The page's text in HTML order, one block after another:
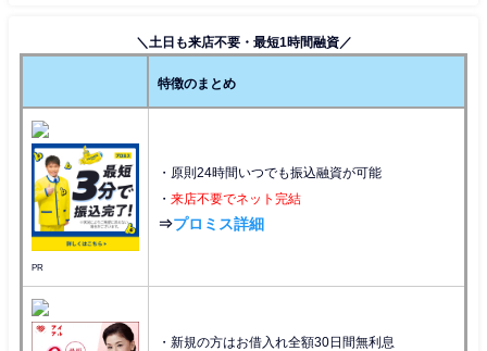
＼土日も来店不要・最短1時間融資／
特徴のまとめ
PR
・原則24時間いつでも振込融資が可能
・ 来店不要でネット完結
⇒プロミス詳細
・新規の方はお借入れ全額30日間無利息